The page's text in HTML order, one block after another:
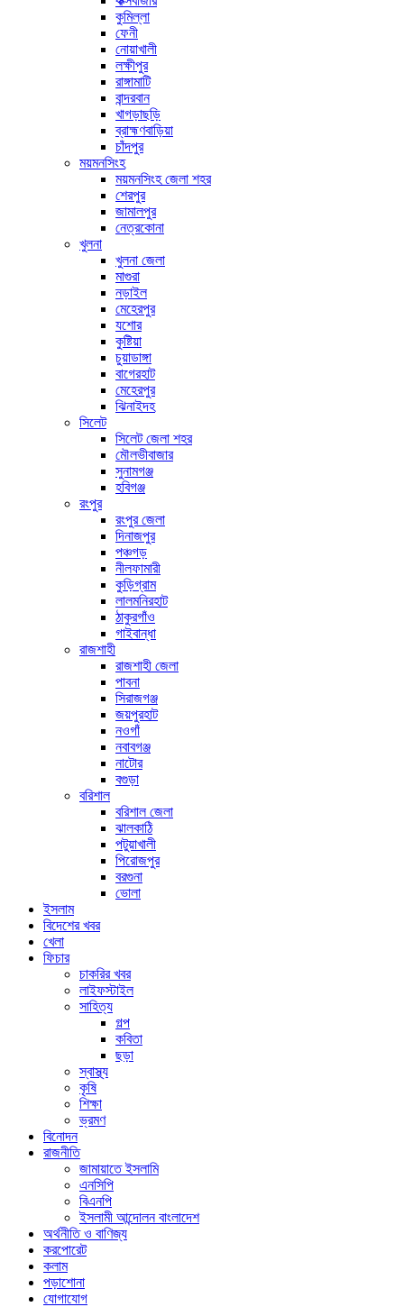
কুমিল্লা
ফেনী
নোয়াখালী
লক্ষীপুর
রাঙ্গামাটি
বান্দরবান
খাগড়াছড়ি
ব্রাহ্মণবাড়িয়া
চাঁদপুর
ময়মনসিংহ
ময়মনসিংহ জেলা শহর
শেরপুর
জামালপুর
নেত্রকোনা
খুলনা
খুলনা জেলা
মাগুরা
নড়াইল
মেহেরপুর
যশোর
কুষ্টিয়া
চুয়াডাঙ্গা
বাগেরহাট
মেহেরপুর
ঝিনাইদহ
সিলেট
সিলেট জেলা শহর
মৌলভীবাজার
সুনামগঞ্জ
হবিগঞ্জ
রংপুর
রংপুর জেলা
দিনাজপুর
পঞ্চগড়
নীলফামারী
কুড়িগ্রাম
লালমনিরহাট
ঠাকুরগাঁও
গাইবান্ধা
রাজশাহী
রাজশাহী জেলা
পাবনা
সিরাজগঞ্জ
জয়পুরহাট
নওগাঁ
নবাবগঞ্জ
নাটোর
বগুড়া
বরিশাল
বরিশাল জেলা
ঝালকাঠি
পটুয়াখালী
পিরোজপুর
বরগুনা
ভোলা
ইসলাম
বিদেশের খবর
খেলা
ফিচার
চাকরির খবর
লাইফস্টাইল
সাহিত্য
গল্প
কবিতা
ছড়া
স্বাস্থ্য
কৃষি
শিক্ষা
ভ্রমণ
বিনোদন
রাজনীতি
জামায়াতে ইসলামি
এনসিপি
বিএনপি
ইসলামী আন্দোলন বাংলাদেশ
অর্থনীতি ও বাণিজ্য
করপোরেট
কলাম
পড়াশোনা
যোগাযোগ